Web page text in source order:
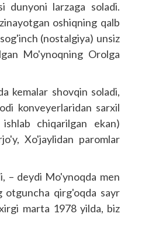
dunyoni larzaga soladi.
oshiqning qalb
(nostalgiya) unsiz
Mo'ynoqning Orolga
kemalar shovqin soladi,
konveyerlaridan sarxil
chiqarilgan ekan)
Xo'jaylidan paromlar
– deydi Mo'ynoqda men
otguncha qirg'oqda sayr
marta 1978 yilda, biz